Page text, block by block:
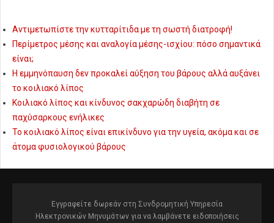
Αντιμετωπίστε την κυτταρίτιδα με τη σωστή διατροφή!
Περίμετρος μέσης και αναλογία μέσης-ισχίου: πόσο σημαντικά
είναι;
Η εμμηνόπαυση δεν προκαλεί αύξηση του βάρους αλλά αυξάνει
το κοιλιακό λίπος
Κοιλιακό λίπος και κίνδυνος σακχαρώδη διαβήτη σε
παχύσαρκους ενήλικες
Το κοιλιακό λίπος είναι επικίνδυνο για την υγεία, ακόμα και σε
άτομα φυσιολογικού βάρους
Εγγραφείτε δωρεάν στη Συνδρομητική Υπηρεσία
Ηλεκτρονικών Μηνυμάτων για να λαμβάνετε ειδοποιήσεις